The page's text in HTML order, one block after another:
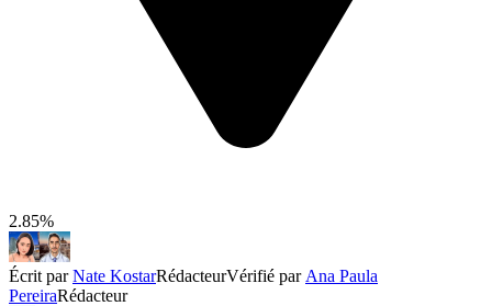
2.85%
Écrit parNate KostarRédacteurVérifié par Ana Paula
PereiraRédacteur